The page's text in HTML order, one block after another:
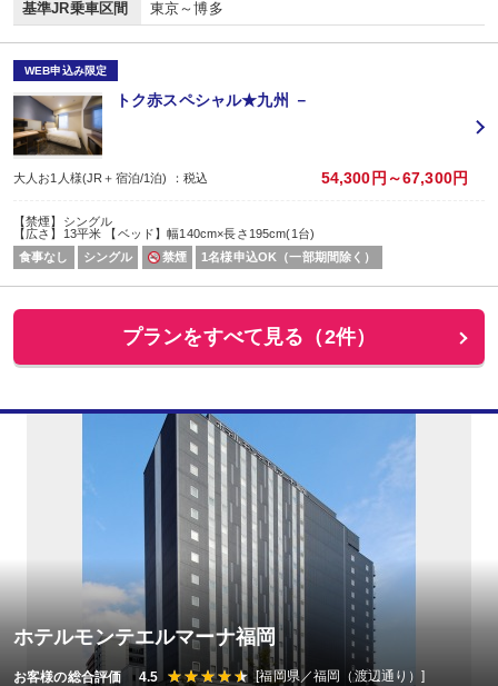
基準JR乗車区間 東京～博多
WEB申込み限定
トク赤スペシャル★九州 －
大人お1人様(JR＋宿泊/1泊) ：税込 54,300円～67,300円
【禁煙】シングル
【広さ】13平米 【ベッド】幅140cm×長さ195cm(1台)
食事なし
シングル 禁煙 1名様申込OK（一部期間除く）
プランをすべて見る（2件）
ホテルモンテエルマーナ福岡
お客様の総合評価 4.5 [福岡県／福岡（渡辺通り）]